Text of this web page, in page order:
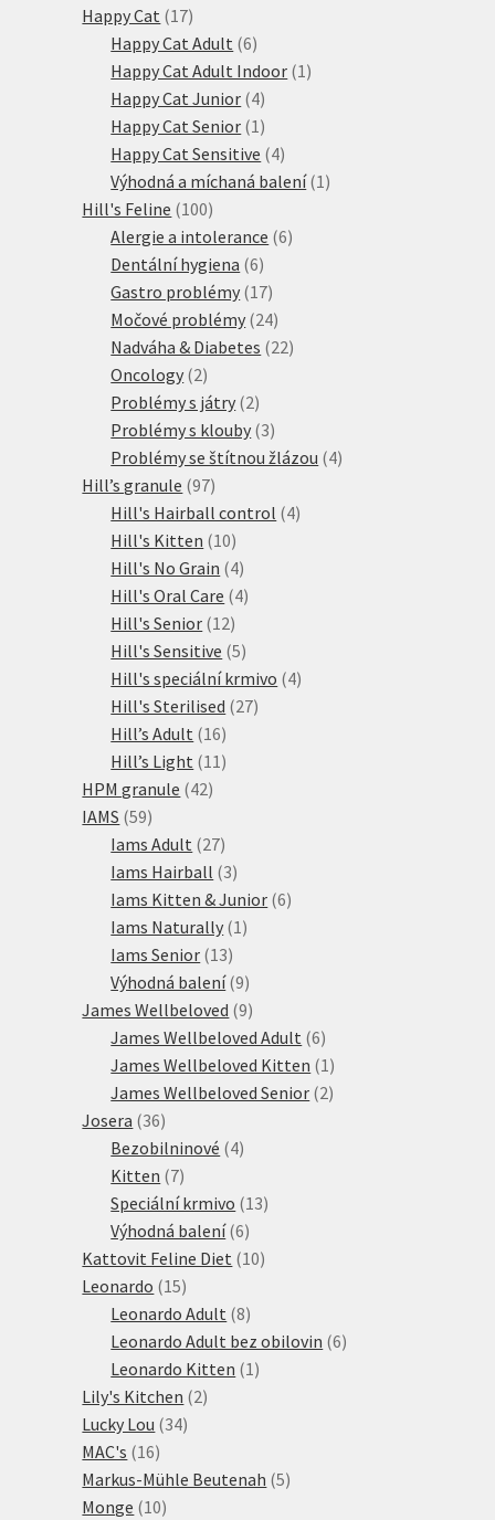
Happy Cat 1717
produktů
Happy Cat Adult 66
produktů
Happy Cat Adult Indoor 1 1
Happy Cat Junior 44
produkty
Happy Cat Senior 1 1
produkt
Happy Cat Sensitive 44
produkty
Výhodná a míchaná balení 1 1
Hill's Feline 100100
produktů
Alergie a intolerance 66
Dentální hygiena 66
produktů
Gastro problémy 1717
produktů
Močové problémy 2424
produktů
Nadváha & Diabetes 2222
Oncology 22
produkty
Problémy s játry 22
produkty
Problémy s klouby 33
produkty
Problémy se štítnou žlázou 44
Hill’s granule 9797
produktů
Hill's Hairball control 44
Hill's Kitten 1010
produktů
Hill's No Grain 44
produkty
Hill's Oral Care 44
Hill's Senior 1212
produktů
Hill's Sensitive 55
produktů
Hill's speciální krmivo 44
Hill's Sterilised 2727
Hill’s Adult 1616
produktů
Hill’s Light 11 11
HPM granule 4242
IAMS 5959
produktů
Iams Adult 2727
produktů
Iams Hairball 33
produkty
Iams Kitten & Junior 66
Iams Naturally 1 1
Iams Senior 1313
produktů
Výhodná balení 99
produktů
James Wellbeloved 99
produktů
James Wellbeloved Adult 66
produktů
James Wellbeloved Kitten 1 1
produkt
James Wellbeloved Senior 22
Josera 3636
produktů
Bezobilninové 44
Kitten 77
produktů
Speciální krmivo 1313
Výhodná balení 66
produktů
Kattovit Feline Diet 1010
Leonardo 1515
produktů
Leonardo Adult 88
produktů
Leonardo Adult bez obilovin 66
Leonardo Kitten 1 1
Lily's Kitchen 22
Lucky Lou 3434
MAC's 1616
produktů
Markus-Mühle Beutenah 55
Monge 1010